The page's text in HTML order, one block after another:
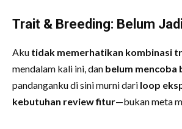
Trait & Breeding: Belum
Aku tidak memerhatikan kombinasi
mendalam kali ini, dan belum mencoba
pandanganku di sini murni dari loop
kebutuhan review fitur—bukan meta